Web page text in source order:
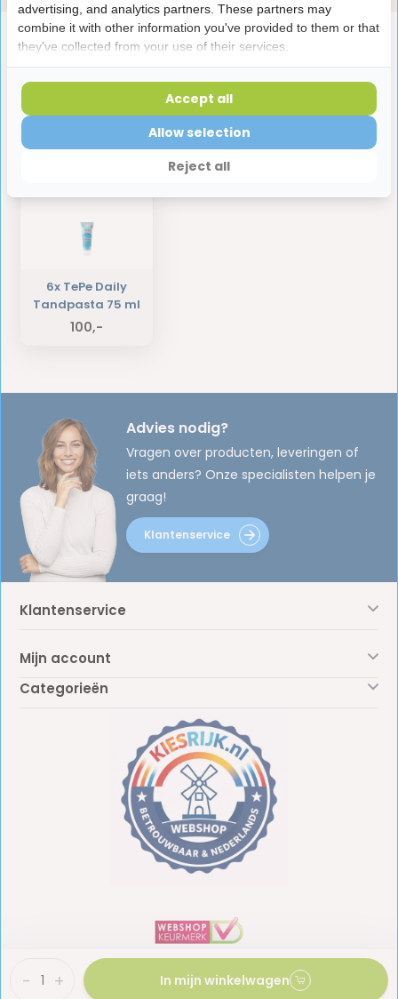
+
- In mijn winkelwagen
Productomschrijving
Reviews
Laatst bekeken producten
6x TePe Daily
Tandpasta 75 ml
100,-
Advies nodig?
Vragen over producten, leveringen of
iets anders? Onze specialisten helpen je
graag!
Klantenservice
Klantenservice
Mijn account
Categorieën
BTW: NL861887438B01 © Copyright 2026 - Kiesrijk
advertising, and analytics partners. These partners may
combine it with other information you've provided to them or that
they've collected from your use of their services.
Reject all
Allow selection
Accept all